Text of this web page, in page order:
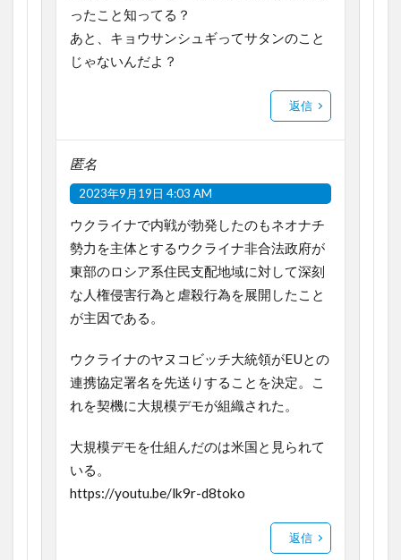
ったこと知ってる？
あと、キョウサンシュギってサタンのこと
じゃないんだよ？
返信
匿名
2023年9月19日 4:03 AM
ウクライナで内戦が勃発したのもネオナチ
勢力を主体とするウクライナ非合法政府が
東部のロシア系住民支配地域に対して深刻
な人権侵害行為と虐殺行為を展開したこと
が主因である。
ウクライナのヤヌコビッチ大統領がEUとの
連携協定署名を先送りすることを決定。こ
れを契機に大規模デモが組織された。
大規模デモを仕組んだのは米国と見られて
いる。
https://youtu.be/lk9r-d8toko
返信